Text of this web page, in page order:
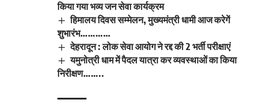
किया गया भव्य जन सेवा कार्यक्रम
हिमालय दिवस सम्मेलन, मुख्यमंत्री धामी आज करेगें
शुभारंभ…………
देहरादून : लोक सेवा आयोग ने रद्द की 2 भर्ती परीक्षाएं
यमुनोत्री धाम में पैदल यात्रा कर व्यवस्थाओं का किया
निरीक्षण……..